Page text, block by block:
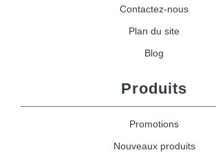
Contactez-nous
Plan du site
Blog
Produits
Promotions
Nouveaux produits